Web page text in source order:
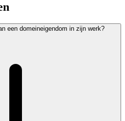
een domeineigendom in zijn werk?